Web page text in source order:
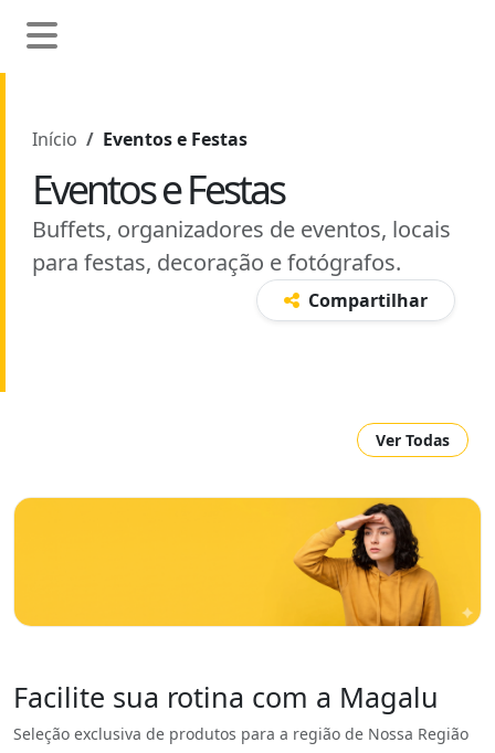
Início Eventos e Festas
Eventos e Festas
Buffets, organizadores de eventos, locais
para festas, decoração e fotógrafos.
Compartilhar
Ver Todas
Facilite sua rotina com a Magalu
Seleção exclusiva de produtos para a região de Nossa Região